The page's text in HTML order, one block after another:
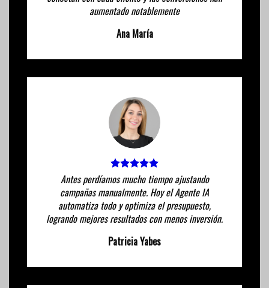
aumentado notablemente
Ana María
Antes perdíamos mucho tiempo ajustando
campañas manualmente. Hoy el Agente IA
automatiza todo y optimiza el presupuesto,
logrando mejores resultados con menos inversión.
Patricia Yabes